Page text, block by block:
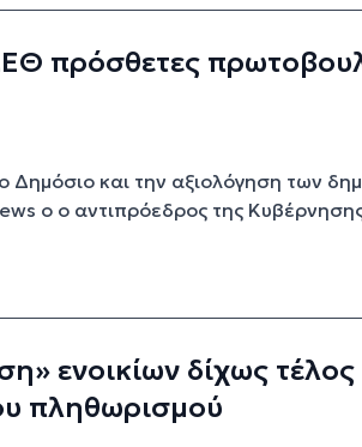
πρόσθετες
Δημόσιο και την αξιολόγηση των
o o αντιπρόεδρος της
ενοικίων δίχως τέλος
πληθωρισμού